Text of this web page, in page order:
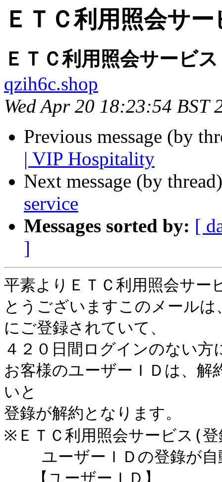
ＥＴＣ利用照会サー
ＥＴＣ利用照会サービス
qzih6c.shop
Wed Apr 20 18:23:54 BST
Previous message (by
| VIP Hospitality
Next message (by
service
Messages sorted by: [
]
平素よりＥＴＣ利用照会サー
とうございますこのメール
にご登録されていて、
４２０日間ログインのない
お客様のユーザーＩＤは、
いと
登錄が解約となります。
※ＥＴＣ利用照会サービス(